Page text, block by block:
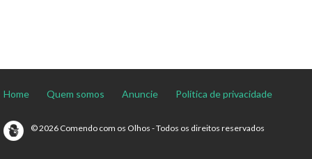
Home Quem somos Anuncie Política de privacidade
© 2026 Comendo com os Olhos - Todos os direitos reservados